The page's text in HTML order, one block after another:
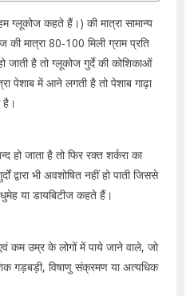
ग्लूकोज कहते हैं।) की मात्रा सामान्य
मात्रा 80-100 मिली ग्राम प्रति
है तो ग्लूकोज गुर्दे की कोशिकाओं
पेशाब में आने लगती है तो पेशाब गाढ़ा
है।
हो जाता है तो फिर रक्त शर्करा का
भी अवशोषित नहीं हो पाती जिससे
या डायबिटीज कहते हैं।
कम उम्र के लोगों में पाये जाने वाले, जो
गड़बड़ी, विषाणु संक्रमण या अत्यधिक